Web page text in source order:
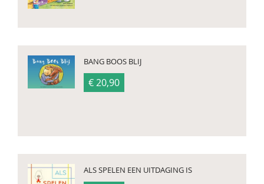
BANG BOOS BLIJ
€ 20,90
ALS SPELEN EEN UITDAGING IS